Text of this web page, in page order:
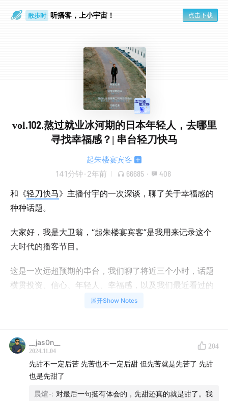
通勤路上 听播客，上小宇宙！ 点击下载
vol.102.熬过就业冰河期的日本年轻人，去哪里
寻找幸福感？| 串台轻刀快马
起朱楼宴宾客
141分钟 · 2年前 66685 · 408
和《轻刀快马》主播付宇的一次深谈，聊了关于幸福感的
种种话题。
大家好，我是大卫翁，“起朱楼宴宾客”是我用来记录这个
大时代的播客节目。
这是一次远超预期的串台，我们聊了将近三个小时，话题
横贯投资、信心、年轻人、幸福感，以及我们最近看过的
“太爹”，不够“共情”，希望听这期节目的年轻朋友们可以原
谅我这个正在笨拙的试图理解90、00、10后的80后，也
希望我想传达的一些东西可以传达给你。
毕竟幸福不容易，但我们都想找到它。
展开Show Notes
__jas0n__
2024.11.04
204
先甜不一定后苦 先苦也不一定后甜 但先苦就是先苦了 先甜
也是先甜了
晨煊-: 对最后一句挺有体会的，先甜还真的就是甜了。我